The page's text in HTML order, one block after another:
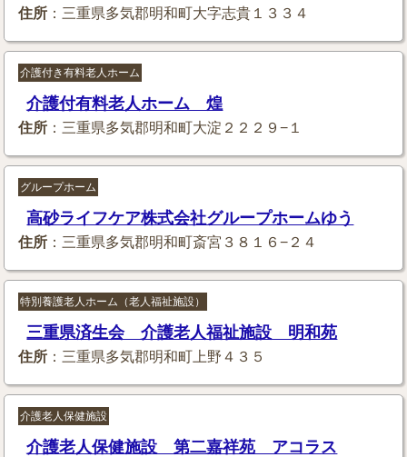
住所 ：三重県多気郡明和町大字志貴１３３４
介護付き有料老人ホーム
介護付有料老人ホーム 煌
住所 ：三重県多気郡明和町大淀２２２９−１
グループホーム
高砂ライフケア株式会社グループホームゆう
住所 ：三重県多気郡明和町斎宮３８１６−２４
特別養護老人ホーム（老人福祉施設）
三重県済生会 介護老人福祉施設 明和苑
住所 ：三重県多気郡明和町上野４３５
介護老人保健施設
介護老人保健施設 第二嘉祥苑 アコラス